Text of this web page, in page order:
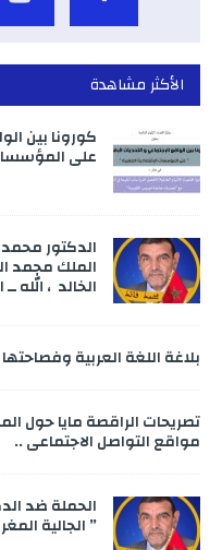
الأكثر مشاهدة
كورونا بين
على
الدكتور
الملك محمد
الخالد ، الله
بلاغة اللغة العربية
تصريحات الراقصة مايا حول
مواقع التواصل الاجتماعي ..
الحملة ضد
” الجالية